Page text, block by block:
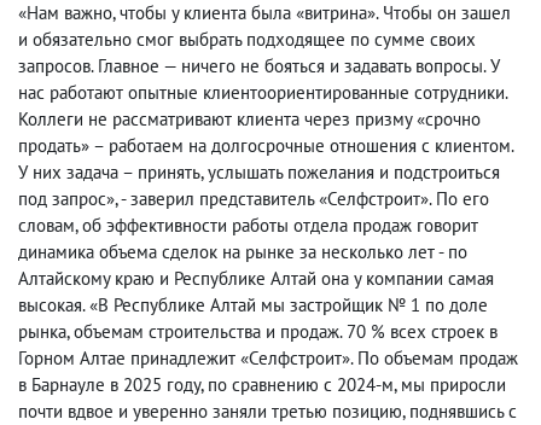
«Нам важно, чтобы у клиента была «витрина». Чтобы он зашел
и обязательно смог выбрать подходящее по сумме своих
запросов. Главное — ничего не бояться и задавать вопросы. У
нас работают опытные клиентоориентированные сотрудники.
Коллеги не рассматривают клиента через призму «срочно
продать» – работаем на долгосрочные отношения с клиентом.
У них задача – принять, услышать пожелания и подстроиться
под запрос», - заверил представитель «Селфстроит». По его
словам, об эффективности работы отдела продаж говорит
динамика объема сделок на рынке за несколько лет - по
Алтайскому краю и Республике Алтай она у компании самая
высокая. «В Республике Алтай мы застройщик № 1 по доле
рынка, объемам строительства и продаж. 70 % всех строек в
Горном Алтае принадлежит «Селфстроит». По объемам продаж
в Барнауле в 2025 году, по сравнению с 2024-м, мы приросли
почти вдвое и уверенно заняли третью позицию, поднявшись с